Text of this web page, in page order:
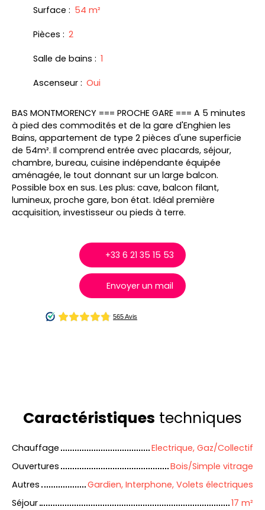
Surface : 54 m²
Pièces : 2
Salle de bains : 1
Ascenseur : Oui
BAS MONTMORENCY === PROCHE GARE === A 5 minutes
à pied des commodités et de la gare d'Enghien les
Bains, appartement de type 2 pièces d'une superficie
de 54m². Il comprend entrée avec placards, séjour,
chambre, bureau, cuisine indépendante équipée
aménagée, le tout donnant sur un large balcon.
Possible box en sus. Les plus: cave, balcon filant,
lumineux, proche gare, bon état. Idéal première
acquisition, investisseur ou pieds à terre.
+33 6 21 35 15 53
Envoyer un mail
Caractéristiques techniques
Chauffage
Electrique, Gaz/Collectif
Ouvertures
Bois/Simple vitrage
Autres
Gardien, Interphone, Volets électriques
Séjour
17 m²